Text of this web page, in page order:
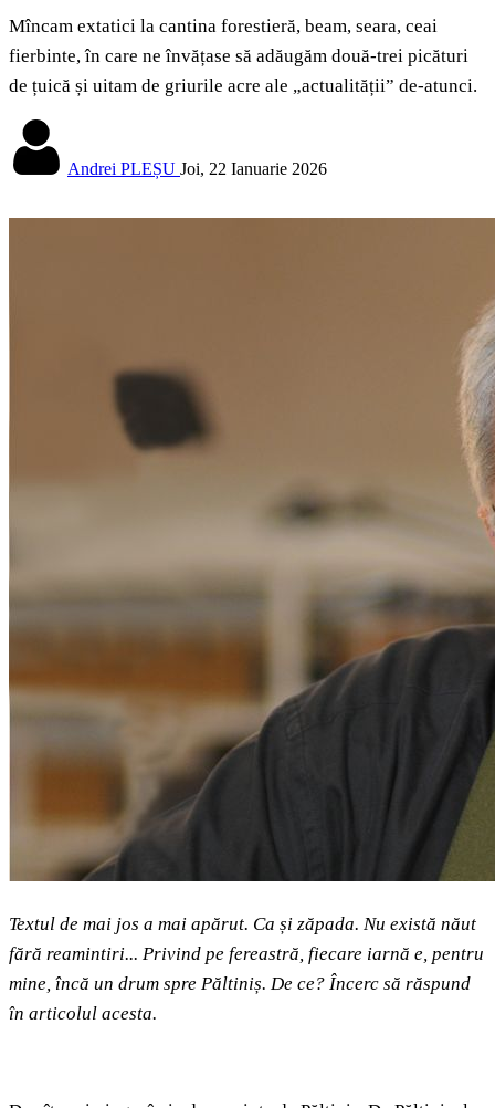
Mîncam extatici la cantina forestieră, beam, seara, ceai
fierbinte, în care ne învățase să adăugăm două-trei picături
de țuică și uitam de griurile acre ale „actualității” de-atunci.
Andrei PLEȘU Joi, 22 Ianuarie 2026
Textul de mai jos a mai apărut. Ca și zăpada. Nu există năut
fără reamintiri... Privind pe fereastră, fiecare iarnă e, pentru
mine, încă un drum spre Păltiniș. De ce? Încerc să răspund
în articolul acesta.